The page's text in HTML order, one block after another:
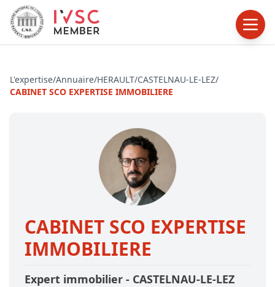
L'expertise/Annuaire/HERAULT/CASTELNAU-LE-LEZ/
CABINET SCO EXPERTISE IMMOBILIERE
CABINET SCO EXPERTISE
IMMOBILIERE
Expert immobilier - CASTELNAU-LE-LEZ